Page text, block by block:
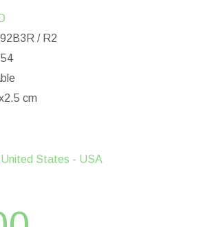
/ R2
cm
United States - USA